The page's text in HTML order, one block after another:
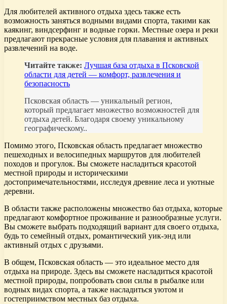
Для любителей активного отдыха здесь также есть
возможность заняться водными видами спорта, такими как
каякинг, виндсерфинг и водные горки. Местные озера и реки
предлагают прекрасные условия для плавания и активных
развлечений на воде.
Читайте также: Лучшая база отдыха в Псковской
области для детей — комфорт, развлечения и
безопасность
Псковская область — уникальный регион,
который предлагает множество возможностей для
отдыха детей. Благодаря своему уникальному
географическому..
Помимо этого, Псковская область предлагает множество
пешеходных и велосипедных маршрутов для любителей
походов и прогулок. Вы сможете насладиться красотой
местной природы и историческими
достопримечательностями, исследуя древние леса и уютные
деревни.
В области также расположены множество баз отдыха, которые
предлагают комфортное проживание и разнообразные услуги.
Вы сможете выбрать подходящий вариант для своего отдыха,
будь то семейный отдых, романтический уик-энд или
активный отдых с друзьями.
В общем, Псковская область — это идеальное место для
отдыха на природе. Здесь вы сможете насладиться красотой
местной природы, попробовать свои силы в рыбалке или
водных видах спорта, а также насладиться уютом и
гостеприимством местных баз отдыха.